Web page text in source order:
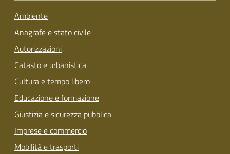
Ambiente
Anagrafe e stato civile
Autorizzazioni
Catasto e urbanistica
Cultura e tempo libero
Educazione e formazione
Giustizia e sicurezza pubblica
Imprese e commercio
Mobilità e trasporti